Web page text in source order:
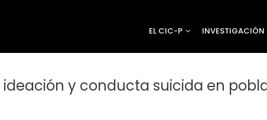
EL CIC-P INVESTIGACIÓN
y conducta suicida en